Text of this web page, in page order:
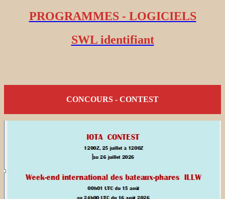
PROGRAMMES - LOGICIELS
SWL identifiant
CONCOURS - CONTEST